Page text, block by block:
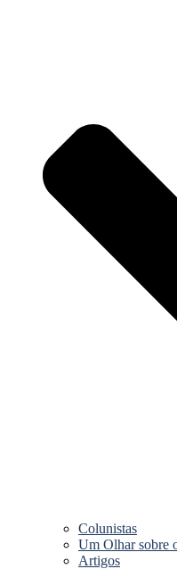
Colunistas
Um Olhar sobre
Artigos